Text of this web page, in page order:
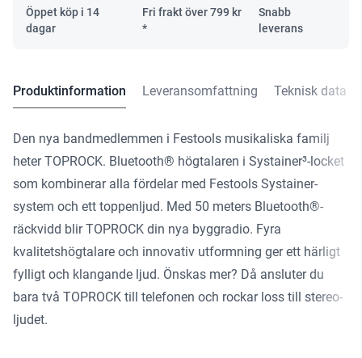
USB-
Öppet köp i 14
dagar
Fri frakt över799 kr
*
Snabb
leverans
Produktinformation Leveransomfattning Teknisk data
Den nya bandmedlemmen i Festools musikaliska familj
heter TOPROCK. Bluetooth® högtalaren i Systainer³-locket
som kombinerar alla fördelar med Festools Systainer-
system och ett toppenljud. Med 50 meters Bluetooth®-
räckvidd blir TOPROCK din nya byggradio. Fyra
kvalitetshögtalare och innovativ utformning ger ett härligt
fylligt och klangande ljud. Önskas mer? Då ansluter du
bara två TOPROCK till telefonen och rockar loss till stereo-
ljudet.